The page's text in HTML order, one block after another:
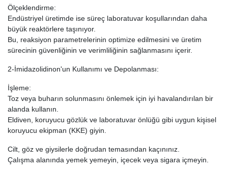
Ölçeklendirme:
Endüstriyel üretimde ise süreç laboratuvar koşullarından daha
büyük reaktörlere taşınıyor.
Bu, reaksiyon parametrelerinin optimize edilmesini ve üretim
sürecinin güvenliğinin ve verimliliğinin sağlanmasını içerir.
2-İmidazolidinon'un Kullanımı ve Depolanması:
İşleme:
Toz veya buharın solunmasını önlemek için iyi havalandırılan bir
alanda kullanın.
Eldiven, koruyucu gözlük ve laboratuvar önlüğü gibi uygun kişisel
koruyucu ekipman (KKE) giyin.
Cilt, göz ve giysilerle doğrudan temasından kaçınınız.
Çalışma alanında yemek yemeyin, içecek veya sigara içmeyin.